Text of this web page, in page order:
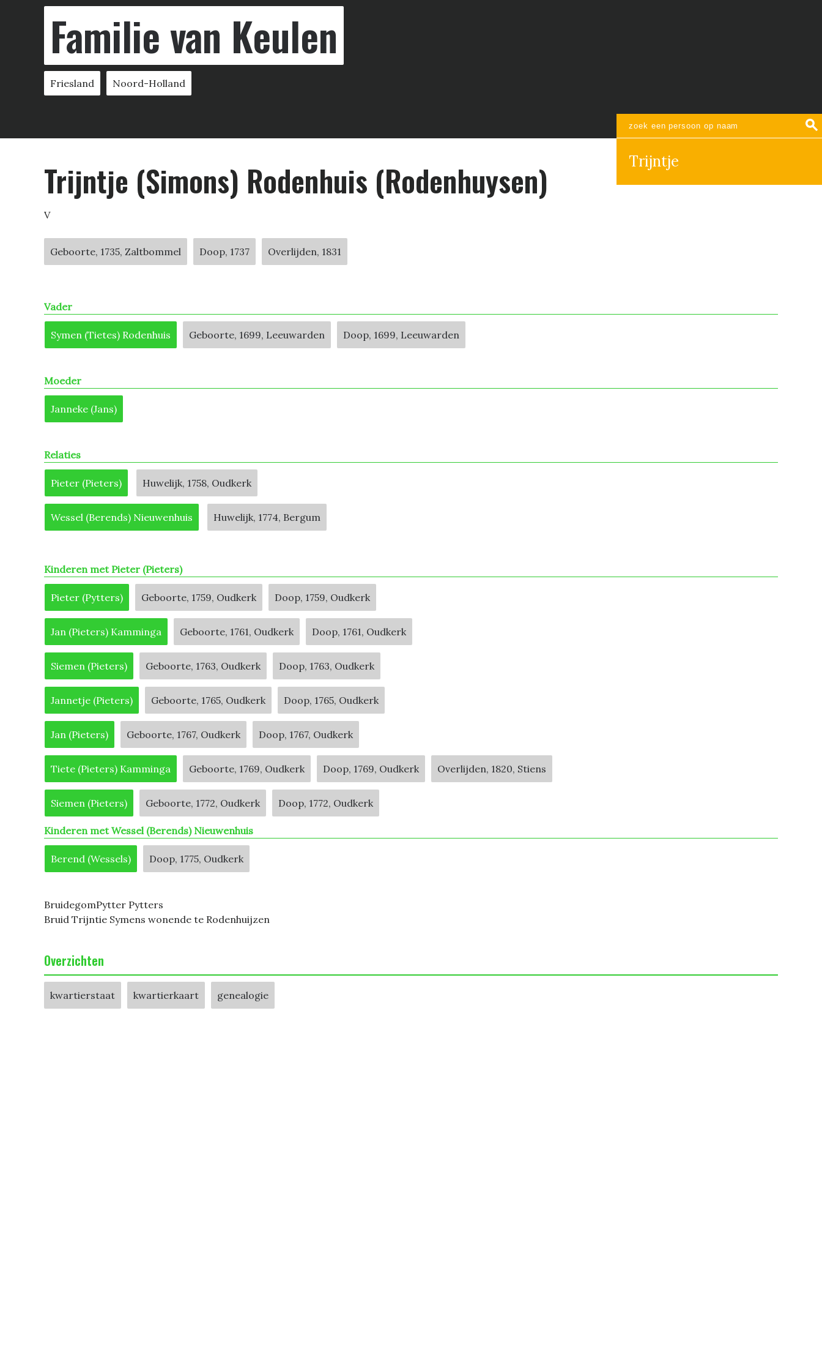
Familie van Keulen
Friesland Noord-Holland
Trijntje
Trijntje (Simons) Rodenhuis (Rodenhuysen)
V
Geboorte, 1735, Zaltbommel Doop, 1737 Overlijden, 1831
Vader
Symen (Tietes) Rodenhuis Geboorte, 1699, Leeuwarden Doop, 1699, Leeuwarden
Moeder
Janneke (Jans)
Relaties
Pieter (Pieters) Huwelijk, 1758, Oudkerk
Wessel (Berends) Nieuwenhuis Huwelijk, 1774, Bergum
Kinderen met Pieter (Pieters)
Pieter (Pytters) Geboorte, 1759, Oudkerk Doop, 1759, Oudkerk
Jan (Pieters) Kamminga Geboorte, 1761, Oudkerk Doop, 1761, Oudkerk
Siemen (Pieters) Geboorte, 1763, Oudkerk Doop, 1763, Oudkerk
Jannetje (Pieters) Geboorte, 1765, Oudkerk Doop, 1765, Oudkerk
Jan (Pieters) Geboorte, 1767, Oudkerk Doop, 1767, Oudkerk
Tiete (Pieters) Kamminga Geboorte, 1769, Oudkerk Doop, 1769, Oudkerk Overlijden, 1820, Stiens
Siemen (Pieters) Geboorte, 1772, Oudkerk Doop, 1772, Oudkerk
Kinderen met Wessel (Berends) Nieuwenhuis
Berend (Wessels) Doop, 1775, Oudkerk
BruidegomPytter Pytters
Bruid Trijntie Symens wonende te Rodenhuijzen
Overzichten
kwartierstaat kwartierkaart genealogie